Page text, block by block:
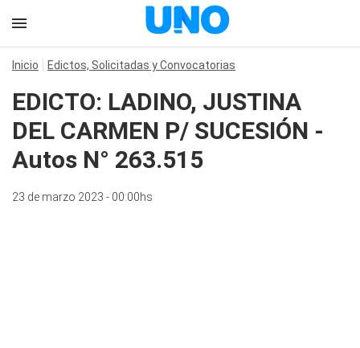
Inicio Edictos, Solicitadas y Convocatorias
EDICTO: LADINO, JUSTINA
DEL CARMEN P/ SUCESIÓN -
Autos N° 263.515
23 de marzo 2023 - 00:00hs